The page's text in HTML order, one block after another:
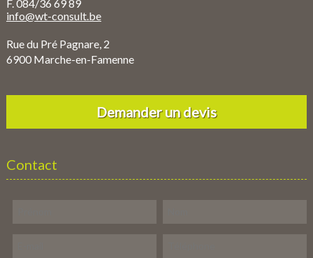
F. 084/36 69 89
info@wt-consult.be
Rue du Pré Pagnare, 2
6900 Marche-en-Famenne
Demander un devis
Contact